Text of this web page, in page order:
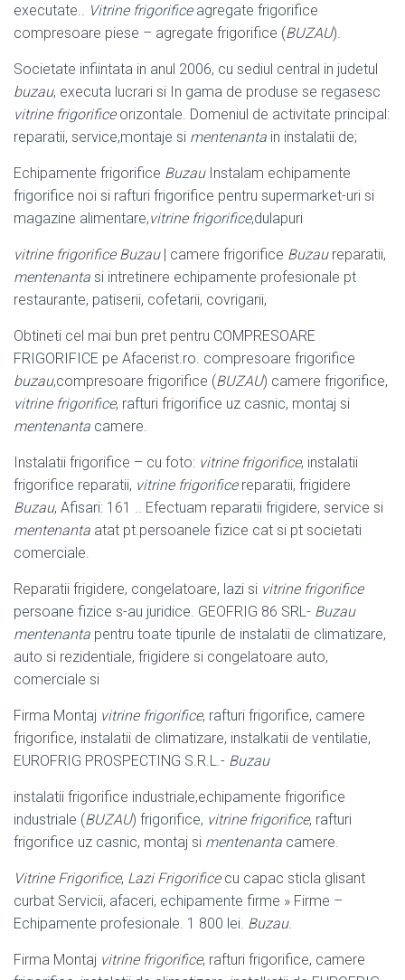
executate.. Vitrine frigorificeagregate frigorifice
compresoare piese – agregate frigorifice (BUZAU).
Societate infiintata in anul 2006, cu sediul central in judetul
buzau, executa lucrari si In gama de produse se regasesc
vitrine frigorificeorizontale. Domeniul de activitate principal:
reparatii, service,montaje si mentenanta in instalatii de;
Echipamente frigorifice BuzauInstalam echipamente
frigorifice noi si rafturi frigorifice pentru supermarket-uri si
magazine alimentare,vitrine frigorifice,dulapuri
vitrine frigorifice Buzau| camere frigorifice Buzaureparatii,
mentenanta si intretinere echipamente profesionale pt
restaurante, patiserii, cofetarii, covrigarii,
Obtineti cel mai bun pret pentru COMPRESOARE
FRIGORIFICE pe Afacerist.ro. compresoare frigorifice
buzau,compresoare frigorifice (BUZAU) camere frigorifice,
vitrine frigorifice, rafturi frigorifice uz casnic, montaj si
mentenanta camere.
Instalatii frigorifice – cu foto: vitrine frigorifice, instalatii
frigorifice reparatii, vitrine frigorificereparatii, frigidere
Buzau, Afisari: 161 .. Efectuam reparatii frigidere, service si
mentenanta atat pt.persoanele fizice cat si pt societati
comerciale.
Reparatii frigidere, congelatoare, lazi si vitrine frigorifice
persoane fizice s-au juridice. GEOFRIG 86 SRL- Buzau
mentenanta pentru toate tipurile de instalatii de climatizare,
auto si rezidentiale, frigidere si congelatoare auto,
comerciale si
Firma Montaj vitrine frigorifice, rafturi frigorifice, camere
frigorifice, instalatii de climatizare, instalkatii de ventilatie,
EUROFRIG PROSPECTING S.R.L.- Buzau
instalatii frigorifice industriale,echipamente frigorifice
industriale (BUZAU) frigorifice, vitrine frigorifice, rafturi
frigorifice uz casnic, montaj si mentenanta camere.
Vitrine Frigorifice, Lazi Frigorificecu capac sticla glisant
curbat Servicii, afaceri, echipamente firme » Firme –
Echipamente profesionale. 1 800 lei. Buzau.
Firma Montaj vitrine frigorifice, rafturi frigorifice, camere